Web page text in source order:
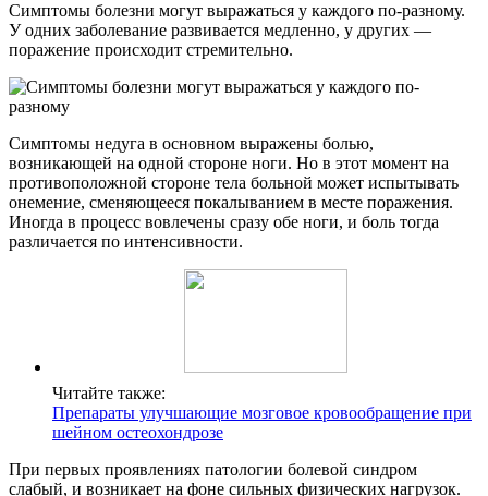
Симптомы болезни могут выражаться у каждого по-разному.
У одних заболевание развивается медленно, у других —
поражение происходит стремительно.
Симптомы недуга в основном выражены болью,
возникающей на одной стороне ноги. Но в этот момент на
противоположной стороне тела больной может испытывать
онемение, сменяющееся покалыванием в месте поражения.
Иногда в процесс вовлечены сразу обе ноги, и боль тогда
различается по интенсивности.
Читайте также:
Препараты улучшающие мозговое кровообращение при
шейном остеохондрозе
При первых проявлениях патологии болевой синдром
слабый, и возникает на фоне сильных физических нагрузок.